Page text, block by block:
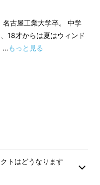
----------------
古屋工業大学卒。 中学
18才からは夏はウィンド
…もっと見る
トはどうなります